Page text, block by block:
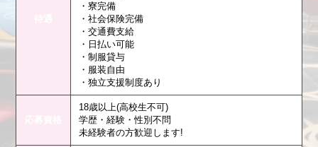
・寮完備
・社会保険完備
・交通費支給
・日払い可能
・制服貸与
・服装自由
・独立支援制度あり
18歳以上(高校生不可)
学歴・経験・性別不問
未経験者の方歓迎します!